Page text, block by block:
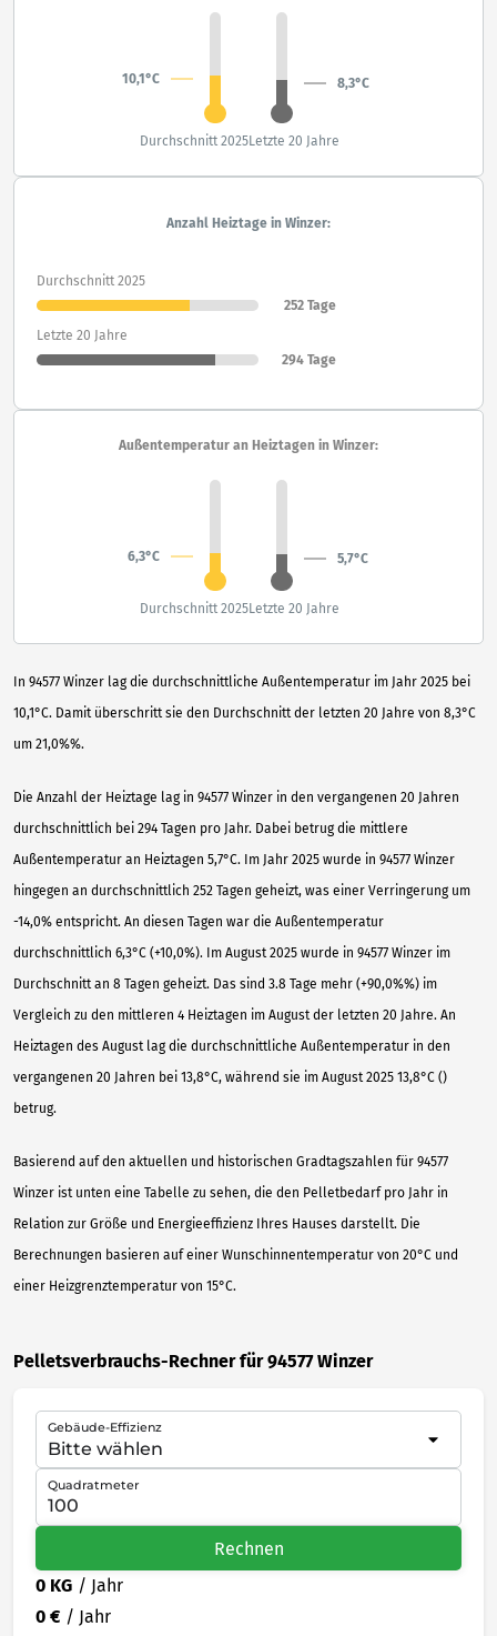
In 94577 Winzer lag die durchschnittliche Außentemperatur im Jahr 2025 bei
10,1°C. Damit überschritt sie den Durchschnitt der letzten 20 Jahre von 8,3°C
um 21,0%%.
Die Anzahl der Heiztage lag in 94577 Winzer in den vergangenen 20 Jahren
durchschnittlich bei 294 Tagen pro Jahr. Dabei betrug die mittlere
Außentemperatur an Heiztagen 5,7°C. Im Jahr 2025 wurde in 94577 Winzer
hingegen an durchschnittlich 252 Tagen geheizt, was einer Verringerung um
-14,0% entspricht. An diesen Tagen war die Außentemperatur
durchschnittlich 6,3°C (+10,0%). Im August 2025 wurde in 94577 Winzer im
Durchschnitt an 8 Tagen geheizt. Das sind 3.8 Tage mehr (+90,0%%) im
Vergleich zu den mittleren 4 Heiztagen im August der letzten 20 Jahre. An
Heiztagen des August lag die durchschnittliche Außentemperatur in den
vergangenen 20 Jahren bei 13,8°C, während sie im August 2025 13,8°C ()
betrug.
Basierend auf den aktuellen und historischen Gradtagszahlen für 94577
Winzer ist unten eine Tabelle zu sehen, die den Pelletbedarf pro Jahr in
Relation zur Größe und Energieeffizienz Ihres Hauses darstellt. Die
Berechnungen basieren auf einer Wunschinnentemperatur von 20°C und
einer Heizgrenztemperatur von 15°C.
10,1°C 8,3°C
Durchschnitt 2025Letzte 20 Jahre
Anzahl Heiztage in Winzer:
Durchschnitt 2025
252 Tage
Letzte 20 Jahre
294 Tage
Außentemperatur an Heiztagen in Winzer:
6,3°C 5,7°C
Durchschnitt 2025Letzte 20 Jahre
Pelletsverbrauchs-Rechner für 94577 Winzer
Gebäude-Effizienz
Quadratmeter
Rechnen
0 KG / Jahr
0 € / Jahr